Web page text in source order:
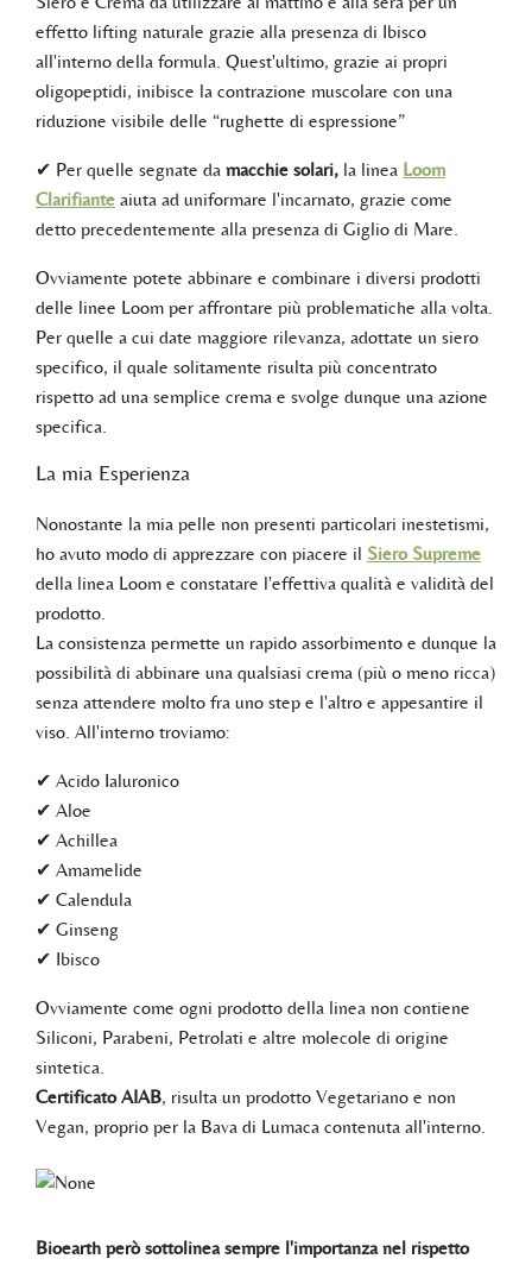
effetto lifting naturale grazie alla presenza di Ibisco
all'interno della formula. Quest'ultimo, grazie ai propri
oligopeptidi, inibisce la contrazione muscolare con una
riduzione visibile delle “rughette di espressione”
✔ Per quelle segnate da macchie solari, la linea Loom
Clarifiante aiuta ad uniformare l'incarnato, grazie come
detto precedentemente alla presenza di Giglio di Mare.
Ovviamente potete abbinare e combinare i diversi prodotti
delle linee Loom per affrontare più problematiche alla volta.
Per quelle a cui date maggiore rilevanza, adottate un siero
specifico, il quale solitamente risulta più concentrato
rispetto ad una semplice crema e svolge dunque una azione
specifica.
La mia Esperienza
Nonostante la mia pelle non presenti particolari inestetismi,
ho avuto modo di apprezzare con piacere il Siero Supreme
della linea Loom e constatare l'effettiva qualità e validità del
prodotto.
La consistenza permette un rapido assorbimento e dunque la
possibilità di abbinare una qualsiasi crema (più o meno ricca)
senza attendere molto fra uno step e l'altro e appesantire il
viso. All'interno troviamo:
✔ Acido Ialuronico
✔ Aloe
✔ Achillea
✔ Amamelide
✔ Calendula
✔ Ginseng
✔ Ibisco
Ovviamente come ogni prodotto della linea non contiene
Siliconi, Parabeni, Petrolati e altre molecole di origine
sintetica.
Certificato AIAB, risulta un prodotto Vegetariano e non
Vegan, proprio per la Bava di Lumaca contenuta all'interno.
Bioearth però sottolinea sempre l'importanza nel rispetto